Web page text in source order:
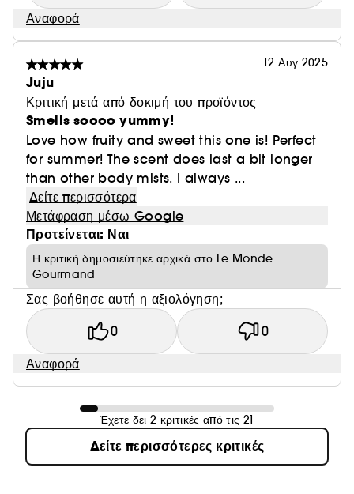
Αναφορά
12 Αυγ 2025
Juju
Κριτική μετά από δοκιμή του προϊόντος
Smells soooo yummy!
Love how fruity and sweet this one is! Perfect
for summer! The scent does last a bit longer
than other body mists. I always ...
Δείτε περισσότερα
Μετάφραση μέσω Google
Προτείνεται: Ναι
Η κριτική δημοσιεύτηκε αρχικά στο Le Monde
Gourmand
Σας βοήθησε αυτή η αξιολόγηση;
0 0
Αναφορά
Έχετε δει 2 κριτικές από τις 21
Δείτε περισσότερες κριτικές